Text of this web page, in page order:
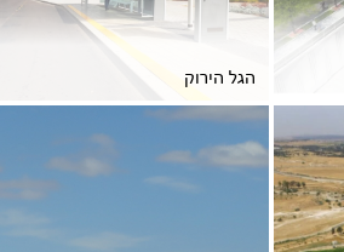
הגל הירוק